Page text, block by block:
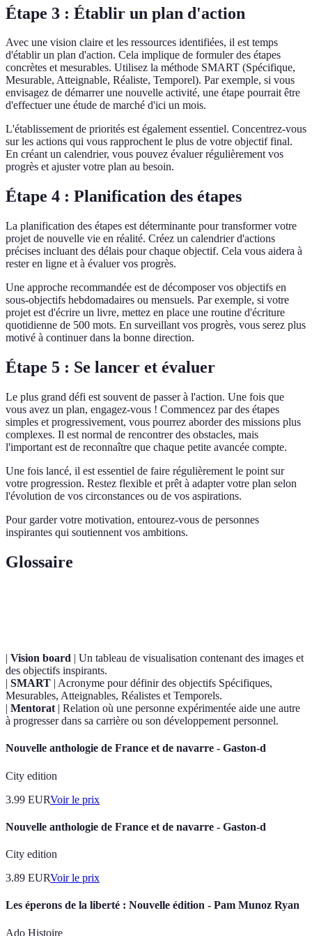
Étape 3 : Établir un plan d'action
Avec une vision claire et les ressources identifiées, il est temps
d'établir un plan d'action. Cela implique de formuler des étapes
concrètes et mesurables. Utilisez la méthode SMART (Spécifique,
Mesurable, Atteignable, Réaliste, Temporel). Par exemple, si vous
envisagez de démarrer une nouvelle activité, une étape pourrait être
d'effectuer une étude de marché d'ici un mois.
L'établissement de priorités est également essentiel. Concentrez-vous
sur les actions qui vous rapprochent le plus de votre objectif final.
En créant un calendrier, vous pouvez évaluer régulièrement vos
progrès et ajuster votre plan au besoin.
Étape 4 : Planification des étapes
La planification des étapes est déterminante pour transformer votre
projet de nouvelle vie en réalité. Créez un calendrier d'actions
précises incluant des délais pour chaque objectif. Cela vous aidera à
rester en ligne et à évaluer vos progrès.
Une approche recommandée est de décomposer vos objectifs en
sous-objectifs hebdomadaires ou mensuels. Par exemple, si votre
projet est d'écrire un livre, mettez en place une routine d'écriture
quotidienne de 500 mots. En surveillant vos progrès, vous serez plus
motivé à continuer dans la bonne direction.
Étape 5 : Se lancer et évaluer
Le plus grand défi est souvent de passer à l'action. Une fois que
vous avez un plan, engagez-vous ! Commencez par des étapes
simples et progressivement, vous pourrez aborder des missions plus
complexes. Il est normal de rencontrer des obstacles, mais
l'important est de reconnaître que chaque petite avancée compte.
Une fois lancé, il est essentiel de faire régulièrement le point sur
votre progression. Restez flexible et prêt à adapter votre plan selon
l'évolution de vos circonstances ou de vos aspirations.
Pour garder votre motivation, entourez-vous de personnes
inspirantes qui soutiennent vos ambitions.
Glossaire
| Vision board | Un tableau de visualisation contenant des images et
des objectifs inspirants.
| SMART | Acronyme pour définir des objectifs Spécifiques,
Mesurables, Atteignables, Réalistes et Temporels.
| Mentorat | Relation où une personne expérimentée aide une autre
à progresser dans sa carrière ou son développement personnel.
Nouvelle anthologie de France et de navarre - Gaston-d
City edition
3.99 EURVoir le prix
Nouvelle anthologie de France et de navarre - Gaston-d
City edition
3.89 EURVoir le prix
Les éperons de la liberté : Nouvelle édition - Pam Munoz Ryan
Ado Histoire